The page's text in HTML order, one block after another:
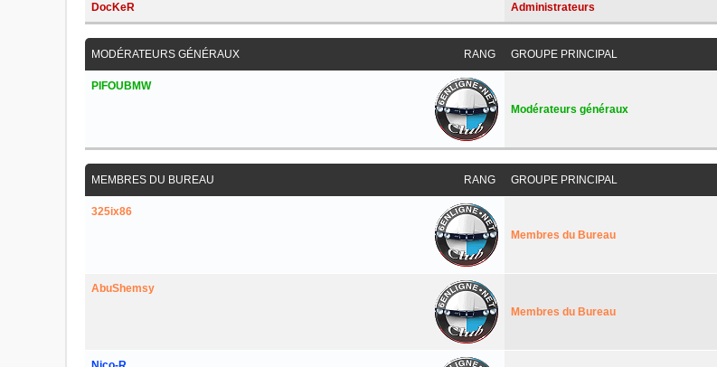
DocKeR Administrateurs
RANG
MODÉRATEURS GÉNÉRAUX GROUPE PRINCIPAL
PIFOUBMW
Modérateurs généraux
RANG
MEMBRES DU BUREAU GROUPE PRINCIPAL
325ix86
Membres du Bureau
AbuShemsy
Membres du Bureau